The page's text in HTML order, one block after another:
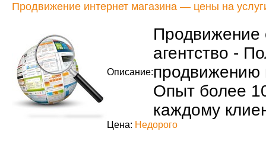
Продвижение интернет магазина — цены на
Описание:
Продвижение
агентство -
продвижению
Опыт более
каждому
Цена: Недорого